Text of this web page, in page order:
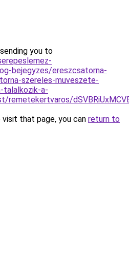
you to
bejegyzes/ereszcsatorna-
szereles-muveszete-
talalkozik-a-
that page, you can return to